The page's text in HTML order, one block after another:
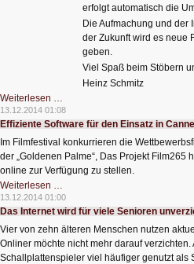
erfolgt automatisch die
Die Aufmachung und der
der Zukunft wird es neue
geben.
Viel Spaß beim Stöbern
Heinz Schmitz
Weiterlesen …
TSS-
Schmitz.de
wird
Schmitz.org
13.12.2014 01:08
Effiziente Software für den Einsatz in
Im Filmfestival konkurrieren die
der „Goldenen Palme“, Das Projekt Film265
online zur Verfügung zu stellen.
Weiterlesen …
Software
für
den
in
Cannes
13.12.2014 01:00
Das Internet wird für viele Senioren
Vier von zehn älteren Menschen nutzen
Onliner möchte nicht mehr darauf
Schallplattenspieler viel häufiger genutzt als